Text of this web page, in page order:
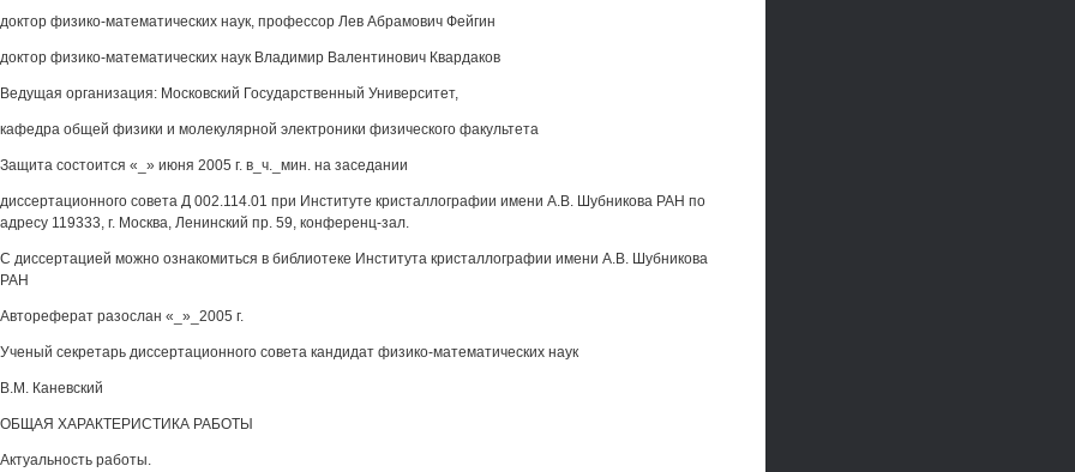
доктор физико-математических наук, профессор Лев Абрамович Фейгин
доктор физико-математических наук Владимир Валентинович Квардаков
Ведущая организация: Московский Государственный Университет,
кафедра общей физики и молекулярной электроники физического факультета
Защита состоится «_» июня 2005 г. в_ч._мин. на заседании
диссертационного совета Д 002.114.01 при Институте кристаллографии имени А.В. Шубникова РАН по
адресу 119333, г. Москва, Ленинский пр. 59, конференц-зал.
С диссертацией можно ознакомиться в библиотеке Института кристаллографии имени A.B. Шубникова
РАН
Автореферат разослан «_»_2005 г.
Ученый секретарь диссертационного совета кандидат физико-математических наук
В.М. Каневский
ОБЩАЯ ХАРАКТЕРИСТИКА РАБОТЫ
Актуальность работы.